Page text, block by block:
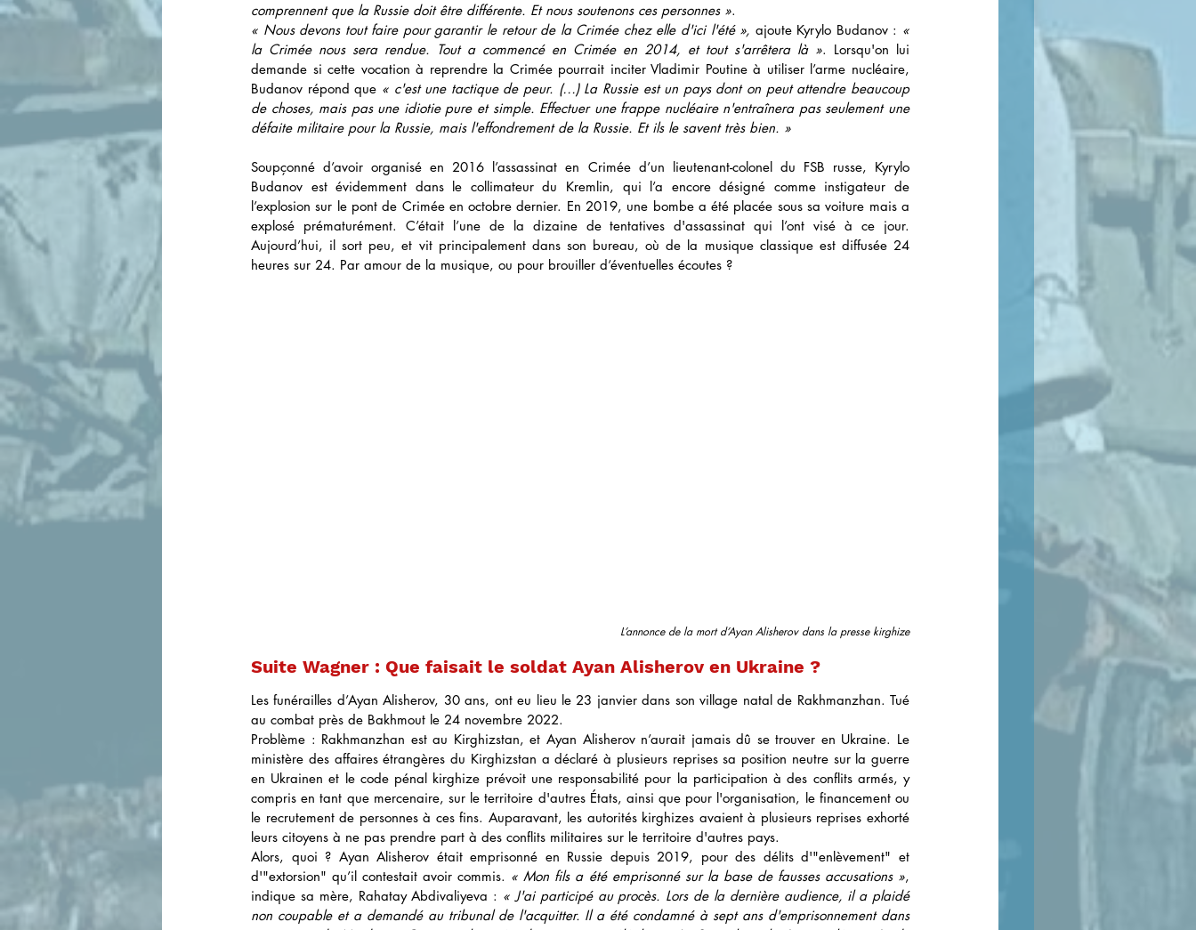
comprennent que la Russie doit être différente. Et nous soutenons ces personnes ».
« Nous devons tout faire pour garantir le retour de la Crimée chez elle d'ici l'été », ajoute Kyrylo Budanov : «
la Crimée nous sera rendue. Tout a commencé en Crimée en 2014, et tout s'arrêtera là ». Lorsqu'on lui
demande si cette vocation à reprendre la Crimée pourrait inciter Vladimir Poutine à utiliser l’arme nucléaire,
Budanov répond que « c'est une tactique de peur. (…) La Russie est un pays dont on peut attendre beaucoup
de choses, mais pas une idiotie pure et simple. Effectuer une frappe nucléaire n'entraînera pas seulement une
défaite militaire pour la Russie, mais l'effondrement de la Russie. Et ils le savent très bien. »
Soupçonné d’avoir organisé en 2016 l’assassinat en Crimée d’un lieutenant-colonel du FSB russe, Kyrylo
Budanov est évidemment dans le collimateur du Kremlin, qui l’a encore désigné comme instigateur de
l’explosion sur le pont de Crimée en octobre dernier. En 2019, une bombe a été placée sous sa voiture mais a
explosé prématurément. C’était l’une de la dizaine de tentatives d'assassinat qui l’ont visé à ce jour.
Aujourd’hui, il sort peu, et vit principalement dans son bureau, où de la musique classique est diffusée 24
heures sur 24. Par amour de la musique, ou pour brouiller d’éventuelles écoutes ?
L’annonce de la mort d’Ayan Alisherov dans la presse kirghize
Suite Wagner : Que faisait le soldat Ayan Alisherov en Ukraine ?
Les funérailles d’Ayan Alisherov, 30 ans, ont eu lieu le 23 janvier dans son village natal de Rakhmanzhan. Tué
au combat près de Bakhmout le 24 novembre 2022.
Problème : Rakhmanzhan est au Kirghizstan, et Ayan Alisherov n’aurait jamais dû se trouver en Ukraine. Le
ministère des affaires étrangères du Kirghizstan a déclaré à plusieurs reprises sa position neutre sur la guerre
en Ukrainen et le code pénal kirghize prévoit une responsabilité pour la participation à des conflits armés, y
compris en tant que mercenaire, sur le territoire d'autres États, ainsi que pour l'organisation, le financement ou
le recrutement de personnes à ces fins. Auparavant, les autorités kirghizes avaient à plusieurs reprises exhorté
leurs citoyens à ne pas prendre part à des conflits militaires sur le territoire d'autres pays.
Alors, quoi ? Ayan Alisherov était emprisonné en Russie depuis 2019, pour des délits d'"enlèvement" et
d'"extorsion" qu’il contestait avoir commis. « Mon fils a été emprisonné sur la base de fausses accusations »,
indique sa mère, Rahatay Abdivaliyeva : « J'ai participé au procès. Lors de la dernière audience, il a plaidé
non coupable et a demandé au tribunal de l'acquitter. Il a été condamné à sept ans d'emprisonnement dans